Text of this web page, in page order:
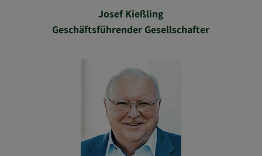
Josef Kießling
Geschäftsführender Gesellschafter